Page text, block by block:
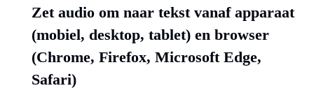
Zet audio om naar tekst vanaf apparaat
(mobiel, desktop, tablet) en browser
(Chrome, Firefox, Microsoft Edge,
Safari)